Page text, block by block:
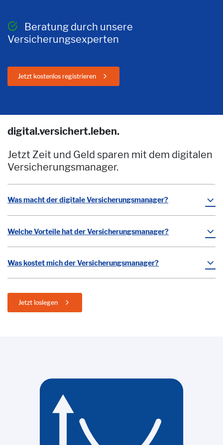
Beratung durch unsere
Versicherungsexperten
Jetzt kostenlos registrieren
digital.versichert.leben.
Jetzt Zeit und Geld sparen mit dem digitalen
Versicherungsmanager.
Was macht der digitale Versicherungsmanager?
Welche Vorteile hat der Versicherungsmanager?
Was kostet mich der Versicherungsmanager?
Jetzt loslegen